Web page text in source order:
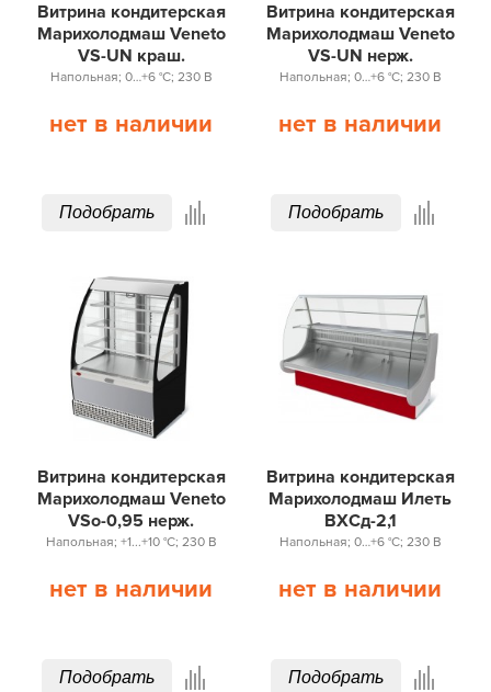
Витрина кондитерская
Марихолодмаш Veneto
VS-UN краш.
Напольная; 0…+6 °С; 230 В
нет в наличии
Подобрать
Витрина кондитерская
Марихолодмаш Veneto
VS-UN нерж.
Напольная; 0…+6 °С; 230 В
нет в наличии
Подобрать
Витрина кондитерская
Марихолодмаш Veneto
VSo-0,95 нерж.
Напольная; +1...+10 °С; 230 В
нет в наличии
Подобрать
Витрина кондитерская
Марихолодмаш Илеть
ВХСд-2,1
Напольная; 0…+6 °С; 230 В
нет в наличии
Подобрать